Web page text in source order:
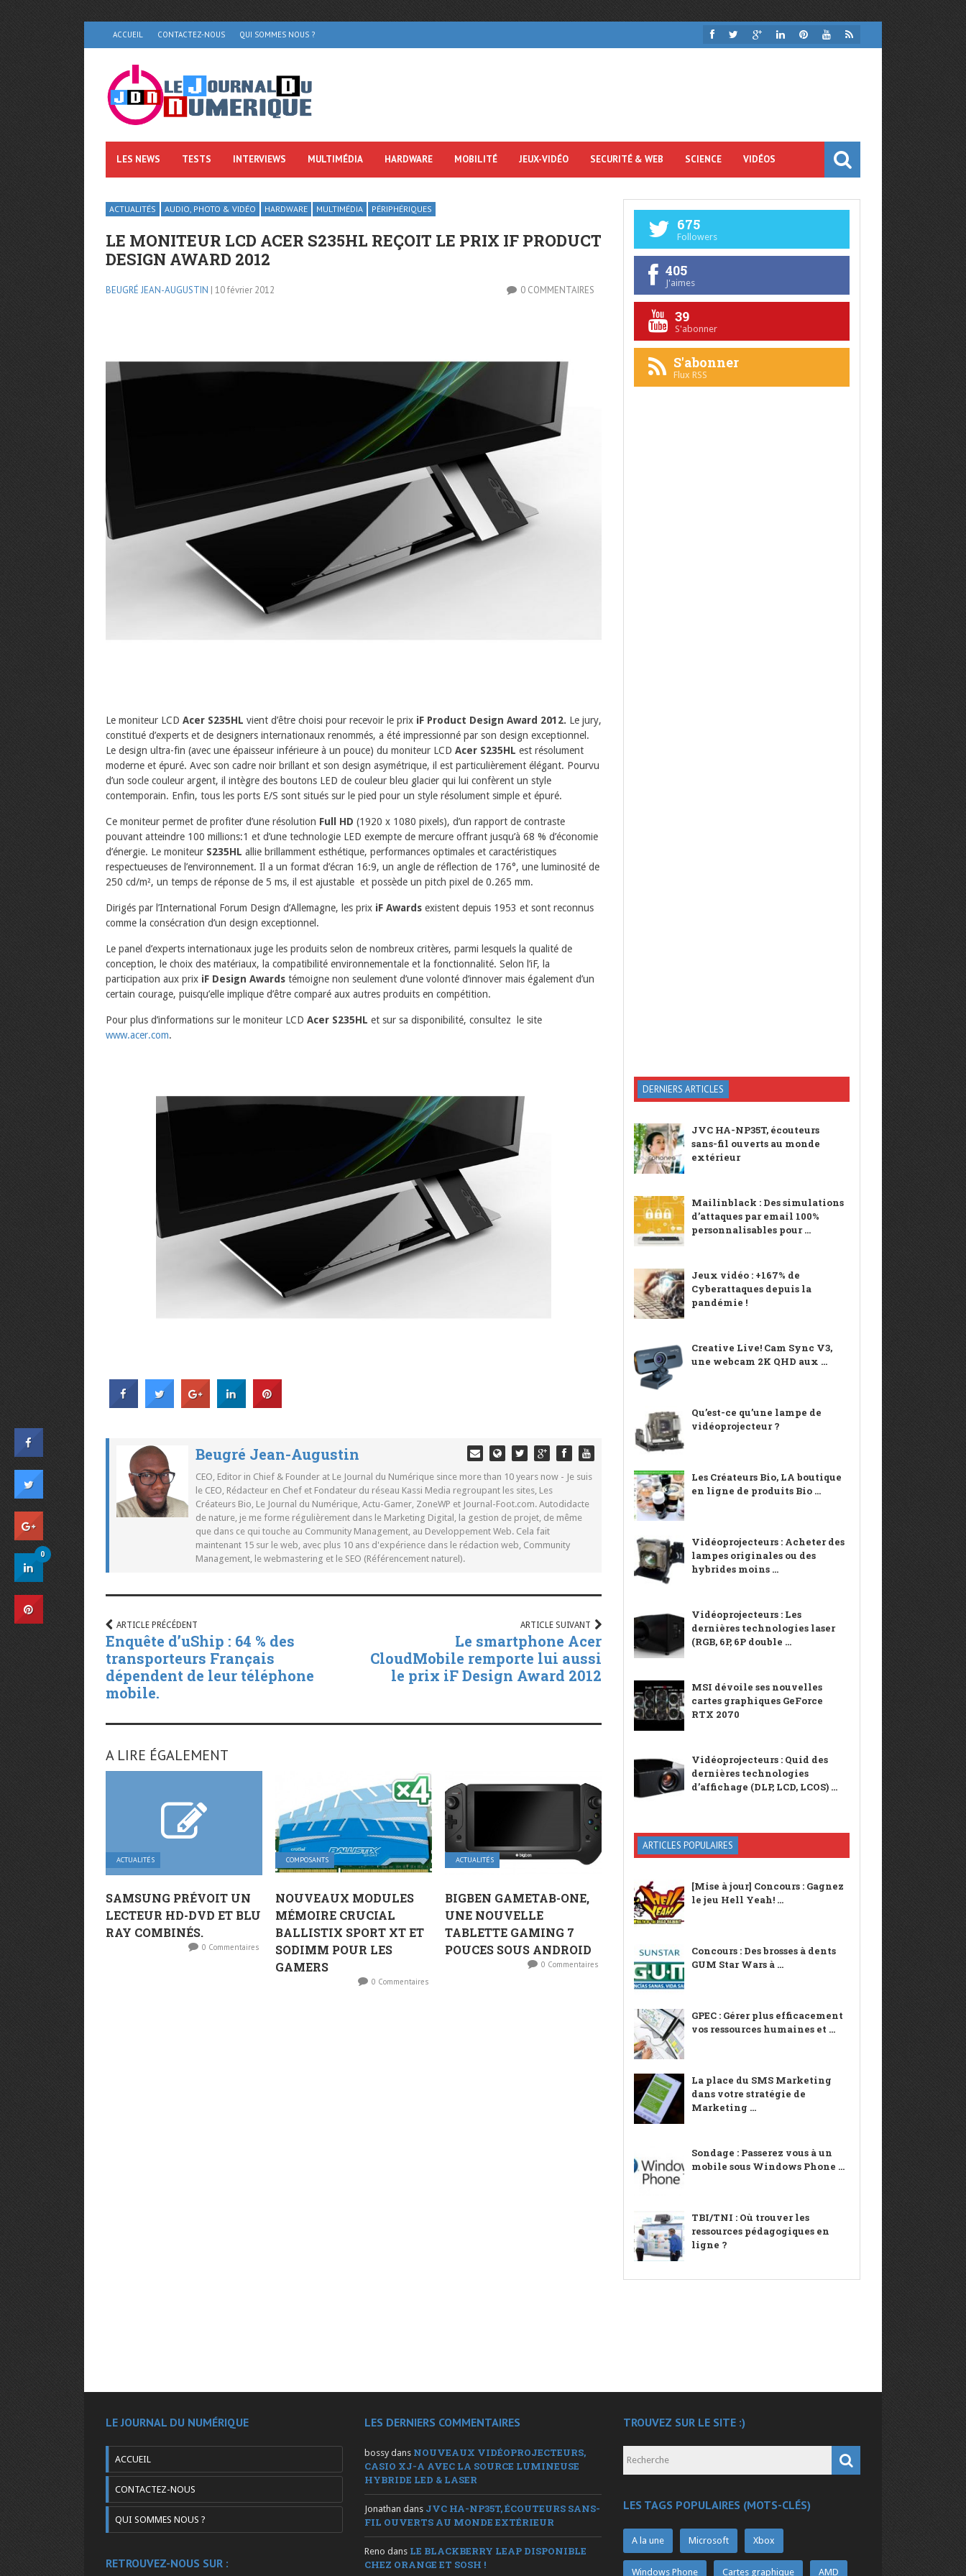
ACCUEIL CONTACTEZ-NOUS QUI SOMMES NOUS ?
LES NEWS TESTS INTERVIEWS MULTIMÉDIA HARDWARE MOBILITÉ JEUX-VIDÉO SECURITÉ & WEB SCIENCE VIDÉOS
ACTUALITÉS AUDIO, PHOTO & VIDÉO HARDWARE MULTIMÉDIA PÉRIPHÉRIQUES
LE MONITEUR LCD ACER S235HL REÇOIT LE PRIX IF PRODUCT
DESIGN AWARD 2012
BEUGRÉ JEAN-AUGUSTIN | 10 février 2012 0 COMMENTAIRES
Le moniteur LCD Acer S235HL vient d’être choisi pour recevoir le prix iF Product Design Award 2012. Le jury,
constitué d’experts et de designers internationaux renommés, a été impressionné par son design exceptionnel.
Le design ultra-fin (avec une épaisseur inférieure à un pouce) du moniteur LCD Acer S235HL est résolument
moderne et épuré. Avec son cadre noir brillant et son design asymétrique, il est particulièrement élégant. Pourvu
d’un socle couleur argent, il intègre des boutons LED de couleur bleu glacier qui lui confèrent un style
contemporain. Enfin, tous les ports E/S sont situés sur le pied pour un style résolument simple et épuré.
Ce moniteur permet de profiter d’une résolution Full HD (1920 x 1080 pixels), d’un rapport de contraste
pouvant atteindre 100 millions:1 et d’une technologie LED exempte de mercure offrant jusqu’à 68 % d’économie
d’énergie. Le moniteur S235HL allie brillamment esthétique, performances optimales et caractéristiques
respectueuses de l’environnement. Il a un format d’écran 16:9, un angle de réflection de 176°, une luminosité de
250 cd/m², un temps de réponse de 5 ms, il est ajustable et possède un pitch pixel de 0.265 mm.
Dirigés par l’International Forum Design d’Allemagne, les prix iF Awards existent depuis 1953 et sont reconnus
comme la consécration d’un design exceptionnel.
Le panel d’experts internationaux juge les produits selon de nombreux critères, parmi lesquels la qualité de
conception, le choix des matériaux, la compatibilité environnementale et la fonctionnalité. Selon l’iF, la
participation aux prix iF Design Awards témoigne non seulement d’une volonté d’innover mais également d’un
certain courage, puisqu’elle implique d’être comparé aux autres produits en compétition.
Pour plus d’informations sur le moniteur LCD Acer S235HL et sur sa disponibilité, consultez le site
www.acer.com.
Beugré Jean-Augustin
CEO, Editor in Chief & Founder at Le Journal du Numérique since more than 10 years now - Je suis
le CEO, Rédacteur en Chef et Fondateur du réseau Kassi Media regroupant les sites, Les
Créateurs Bio, Le Journal du Numérique, Actu-Gamer, ZoneWP et Journal-Foot.com. Autodidacte
de nature, je me forme régulièrement dans le Marketing Digital, la gestion de projet, de même
que dans ce qui touche au Community Management, au Developpement Web. Cela fait
maintenant 15 sur le web, avec plus 10 ans d'expérience dans le rédaction web, Community
Management, le webmastering et le SEO (Référencement naturel).
ARTICLE PRÉCÉDENT
Enquête d’uShip : 64 % des
transporteurs Français
dépendent de leur téléphone
mobile.
ARTICLE SUIVANT
Le smartphone Acer
CloudMobile remporte lui aussi
le prix iF Design Award 2012
A LIRE ÉGALEMENT
ACTUALITÉS
SAMSUNG PRÉVOIT UN
LECTEUR HD-DVD ET BLU
RAY COMBINÉS.
0 Commentaires
COMPOSANTS
NOUVEAUX MODULES
MÉMOIRE CRUCIAL
BALLISTIX SPORT XT ET
SODIMM POUR LES
GAMERS
0 Commentaires
ACTUALITÉS
BIGBEN GAMETAB-ONE,
UNE NOUVELLE
TABLETTE GAMING 7
POUCES SOUS ANDROID
0 Commentaires
675
Followers
405
J'aimes
39
S'abonner
S'abonner
Flux RSS
DERNIERS ARTICLES
JVC HA-NP35T, écouteurs
sans-fil ouverts au monde
extérieur
Mailinblack : Des simulations
d’attaques par email 100%
personnalisables pour ...
Jeux vidéo : +167% de
Cyberattaques depuis la
pandémie !
Creative Live! Cam Sync V3,
une webcam 2K QHD aux ...
Qu’est-ce qu’une lampe de
vidéoprojecteur ?
Les Créateurs Bio, LA boutique
en ligne de produits Bio ...
Vidéoprojecteurs : Acheter des
lampes originales ou des
hybrides moins ...
Vidéoprojecteurs : Les
dernières technologies laser
(RGB, 6P, 6P double ...
MSI dévoile ses nouvelles
cartes graphiques GeForce
RTX 2070
Vidéoprojecteurs : Quid des
dernières technologies
d’affichage (DLP, LCD, LCOS) ...
ARTICLES POPULAIRES
[Mise à jour] Concours : Gagnez
le jeu Hell Yeah! ...
Concours : Des brosses à dents
GUM Star Wars à ...
GPEC : Gérer plus efficacement
vos ressources humaines et ...
La place du SMS Marketing
dans votre stratégie de
Marketing ...
Sondage : Passerez vous à un
mobile sous Windows Phone ...
TBI/TNI : Où trouver les
ressources pédagogiques en
ligne ?
LE JOURNAL DU NUMÉRIQUE
ACCUEIL
CONTACTEZ-NOUS
QUI SOMMES NOUS ?
RETROUVEZ-NOUS SUR :
LES DERNIERS COMMENTAIRES
bossy dans NOUVEAUX VIDÉOPROJECTEURS,
CASIO XJ-A AVEC LA SOURCE LUMINEUSE
HYBRIDE LED & LASER
Jonathan dans JVC HA-NP35T, ÉCOUTEURS SANS-
FIL OUVERTS AU MONDE EXTÉRIEUR
Reno dans LE BLACKBERRY LEAP DISPONIBLE
CHEZ ORANGE ET SOSH !
TROUVEZ SUR LE SITE :)
LES TAGS POPULAIRES (MOTS-CLÉS)
A la une Microsoft Xbox
Windows Phone Cartes graphique AMD
0